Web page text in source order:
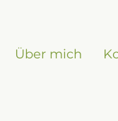
Über mich